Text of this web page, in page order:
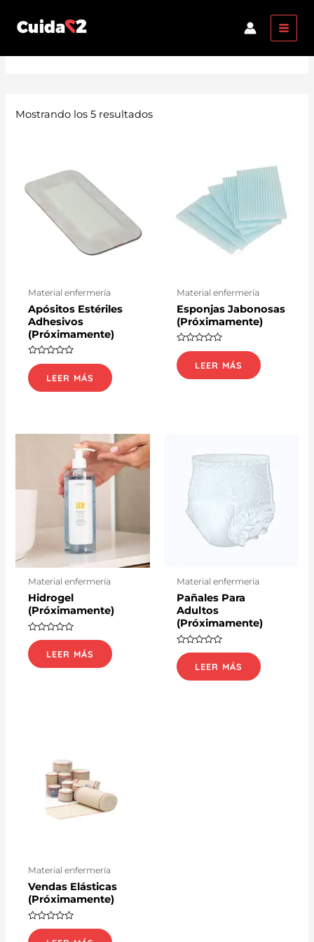
Mostrando los 5 resultados
Material enfermería
Apósitos Estériles
Adhesivos
(Próximamente)
Valorado
con
0
de
LEER MÁS
Material enfermería
Esponjas Jabonosas
(Próximamente)
Valorado
con
0
de
LEER MÁS
Material enfermería
Hidrogel
(Próximamente)
Valorado
con
0
de
LEER MÁS
Material enfermería
Pañales Para
Adultos
(Próximamente)
Valorado
con
0
de
LEER MÁS
Material enfermería
Vendas Elásticas
(Próximamente)
Valorado
con